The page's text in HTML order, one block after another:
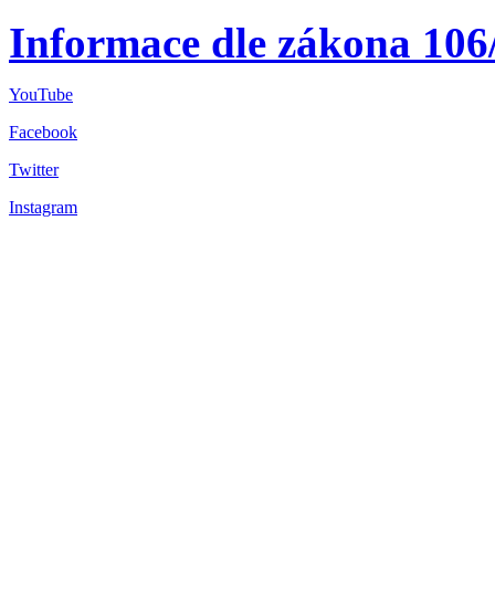
Informace dle zákona
YouTube
Facebook
Twitter
Instagram